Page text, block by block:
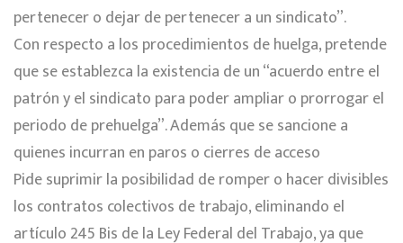
pertenecer o dejar de pertenecer a un sindicato”.
Con respecto a los procedimientos de huelga, pretende
que se establezca la existencia de un “acuerdo entre el
patrón y el sindicato para poder ampliar o prorrogar el
periodo de prehuelga”. Además que se sancione a
quienes incurran en paros o cierres de acceso
Pide suprimir la posibilidad de romper o hacer divisibles
los contratos colectivos de trabajo, eliminando el
artículo 245 Bis de la Ley Federal del Trabajo, ya que